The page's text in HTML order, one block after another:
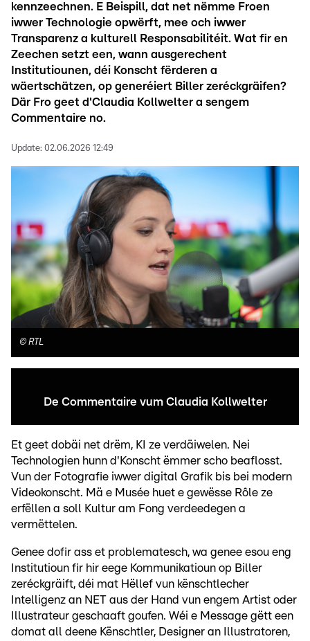
kennzeechnen. E Beispill, dat net nëmme Froen
iwwer Technologie opwërft, mee och iwwer
Transparenz a kulturell Responsabilitéit. Wat fir en
Zeechen setzt een, wann ausgerechent
Institutiounen, déi Konscht fërderen a
wäertschätzen, op generéiert Biller zeréckgräifen?
Där Fro geet d'Claudia Kollwelter a sengem
Commentaire no.
Update: 02.06.2026 12:49
© RTL
De Commentaire vum Claudia Kollwelter
Et geet dobäi net drëm, KI ze verdäiwelen. Nei
Technologien hunn d'Konscht ëmmer scho beaflosst.
Vun der Fotografie iwwer digital Grafik bis bei modern
Videokonscht. Mä e Musée huet e gewësse Rôle ze
erfëllen a soll Kultur am Fong verdeedegen a
vermëttelen.
Genee dofir ass et problematesch, wa genee esou eng
Institutioun fir hir eege Kommunikatioun op Biller
zeréckgräift, déi mat Hëllef vun kënschtlecher
Intelligenz an NET aus der Hand vun engem Artist oder
Illustrateur geschaaft goufen. Wéi e Message gëtt een
domat all deene Kënschtler, Designer an Illustratoren,